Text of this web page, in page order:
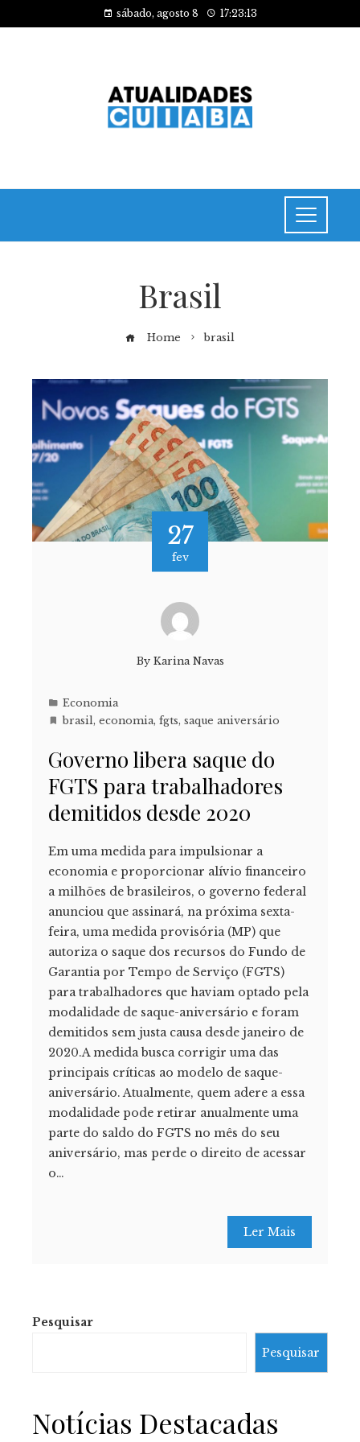
sábado, agosto 8 17:23:13
Brasil
Home brasil
27
fev
By Karina Navas
Economia
brasil, economia, fgts, saque aniversário
Governo libera saque do
FGTS para trabalhadores
demitidos desde 2020
Em uma medida para impulsionar a
economia e proporcionar alívio financeiro
a milhões de brasileiros, o governo federal
anunciou que assinará, na próxima sexta-
feira, uma medida provisória (MP) que
autoriza o saque dos recursos do Fundo de
Garantia por Tempo de Serviço (FGTS)
para trabalhadores que haviam optado pela
modalidade de saque-aniversário e foram
demitidos sem justa causa desde janeiro de
2020.A medida busca corrigir uma das
principais críticas ao modelo de saque-
aniversário. Atualmente, quem adere a essa
modalidade pode retirar anualmente uma
parte do saldo do FGTS no mês do seu
aniversário, mas perde o direito de acessar
o…
Ler Mais
Pesquisar
Pesquisar
Notícias Destacadas